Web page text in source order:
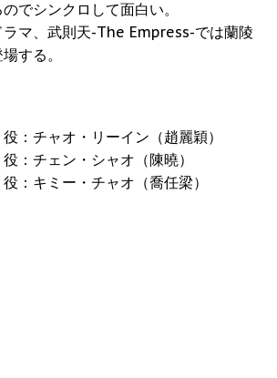
でシンクロして面白い。
ラマ、武則天-The Empress-では蘭陵
する。
：チャオ・リーイン（趙麗穎）
：チェン・シャオ（陳曉）
：キミー・チャオ（喬任梁）